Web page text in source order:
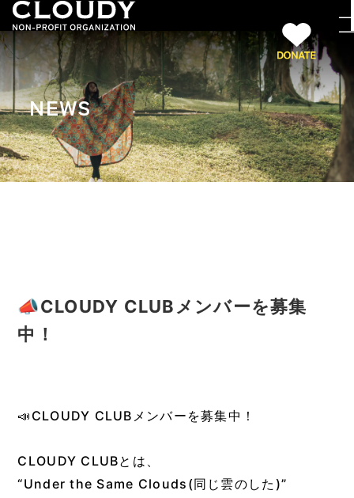
NEWS
📣CLOUDY CLUBメンバーを募集
中！
📣CLOUDY CLUBメンバーを募集中！
CLOUDY CLUBとは、
“Under the Same Clouds(同じ雲のした)”